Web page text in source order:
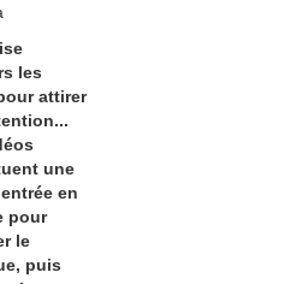
les
attirer
une
en
pour
le
puis